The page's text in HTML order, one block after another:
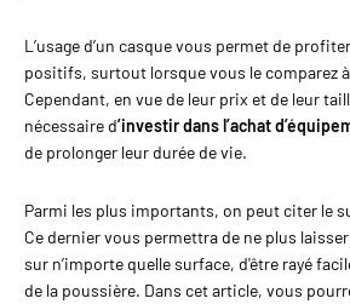
L’usage d’un casque vous permet de
positifs, surtout lorsque vous le comparez
Cependant, en vue de leur prix et de leur
nécessaire d’investir dans l’achat
de prolonger leur durée de vie.
Parmi les plus importants, on peut citer le
Ce dernier vous permettra de ne plus
sur n’importe quelle surface, d'être rayé
de la poussière. Dans cet article, vous